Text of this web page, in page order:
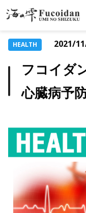
HEALTH 2021/
フコイダ
心臓病予